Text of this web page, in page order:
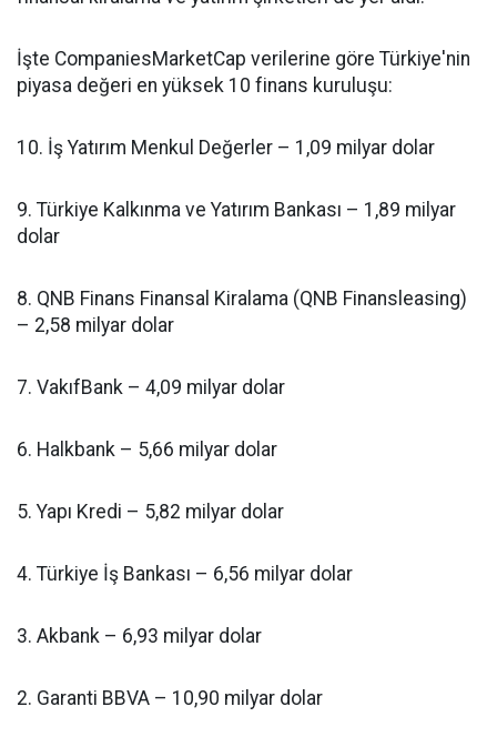
İşte CompaniesMarketCap verilerine göre Türkiye'nin
piyasa değeri en yüksek 10 finans kuruluşu:
10. İş Yatırım Menkul Değerler – 1,09 milyar dolar
9. Türkiye Kalkınma ve Yatırım Bankası – 1,89 milyar
dolar
8. QNB Finans Finansal Kiralama (QNB Finansleasing)
– 2,58 milyar dolar
7. VakıfBank – 4,09 milyar dolar
6. Halkbank – 5,66 milyar dolar
5. Yapı Kredi – 5,82 milyar dolar
4. Türkiye İş Bankası – 6,56 milyar dolar
3. Akbank – 6,93 milyar dolar
2. Garanti BBVA – 10,90 milyar dolar